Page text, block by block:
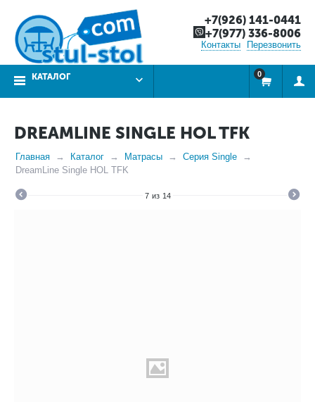
+7(926) 141-0441
+7(977) 336-8006
Контакты Перезвонить
КАТАЛОГ 0
DREAMLINE SINGLE HOL TFK
Главная Каталог Матрасы
Серия Single
DreamLine Single HOL TFK
7 из 14